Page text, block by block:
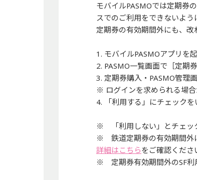
モバイルPASMOでは定期券
スでのご利用をできないよう
定期券の有効期間外にも、
1. モバイルPASMOアプリを
2. PASMO一覧画面で［定期
3. 定期券購入・PASMO管理
※ ログインを求められる場合
4. 「利用する」にチェック
※ 「利用しない」とチェッ
※ 鉄道定期券の有効期間外
詳細はこちらをご確認くださ
※ 定期券有効期間外のSF利